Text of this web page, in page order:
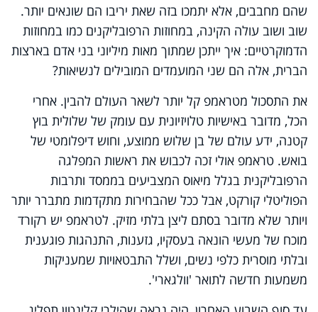
שהם מחבבים, אלא יתמכו בזה שאת יריבו הם שונאים יותר.
שוב ושוב עולה הקינה, במחוזות הרפובליקנים כמו במחוזות
הדמוקרטיים: איך ייתכן שמתוך מאות מיליוני בני אדם בארצות
הברית, אלה הם שני המועמדים המובילים לנשיאות?
את התסכול מטראמפ קל יותר לשאר העולם להבין. אחרי
הכל, מדובר באישיות טלויזיונית עם עומק של שלולית בוץ
קטנה, ידע עולם של בן שלוש ממוצע, וחוש דיפלומטי של
בואש. טראמפ אולי זכה לכבוש את ראשות המפלגה
הרפובליקנית בגלל מיאוס המצביעים בממסד ותרבות
הפוליטלי קורקט, אבל ככל שהבחירות מתקדמות מתברר יותר
ויותר שלא מדובר בסתם ליצן בלתי מזיק. לטראמפ יש רקורד
מוכח של מעשי הונאה בעסקיו, גזענות, התנהגות פוגענית
ובלתי מוסרית כלפי נשים, ושלל התבטאויות שמעניקות
משמעות חדשה לתואר 'וולגארי'.